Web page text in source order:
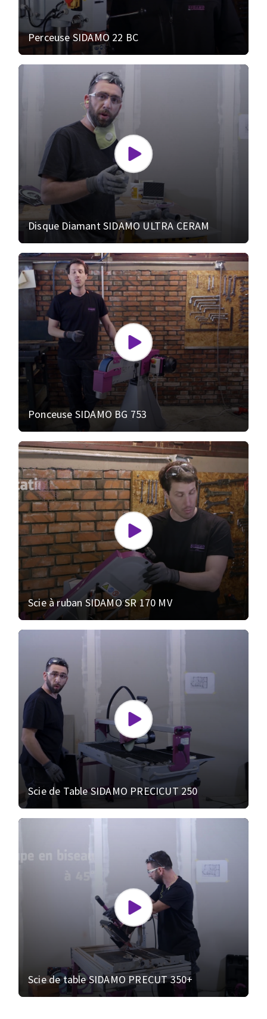
Perceuse SIDAMO 22 BC
Disque Diamant SIDAMO ULTRA CERAM
Ponceuse SIDAMO BG 753
Scie à ruban SIDAMO SR 170 MV
Scie de Table SIDAMO PRECICUT 250
Scie de table SIDAMO PRECUT 350+